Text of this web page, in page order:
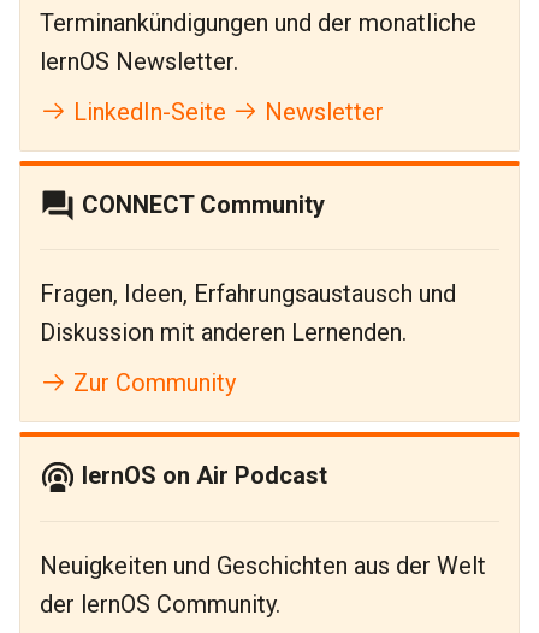
Terminankündigungen und der monatliche
lernOS Newsletter.
LinkedIn-Seite
Newsletter
CONNECT Community
Fragen, Ideen, Erfahrungsaustausch und
Diskussion mit anderen Lernenden.
Zur Community
lernOS on Air Podcast
Neuigkeiten und Geschichten aus der Welt
der lernOS Community.